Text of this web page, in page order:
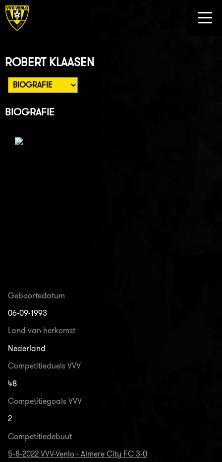
ROBERT KLAASEN
BIOGRAFIE
Geboortedatum
06-09-1993
Land van herkomst
Nederland
Competitieduels VVV
48
Competitiegoals VVV
2
Competitiedebuut
5-8-2022 VVV-Venlo - Almere City FC 3-0